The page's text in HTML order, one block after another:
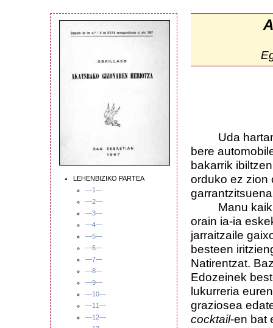
LEHENBIZIKO PARTEA
—1—
—2—
—3—
—4—
—5—
—6—
—7—
—8—
—9—
—10—
—11—
—12—
Uda hartan
bere
bakarrik
orduko ez zion
Manu kaikua
orain ia-ia
jarraitzaile
besteen
Natirentzat.
Edozeinek
lukurreria
graziosea
cocktail-en bat